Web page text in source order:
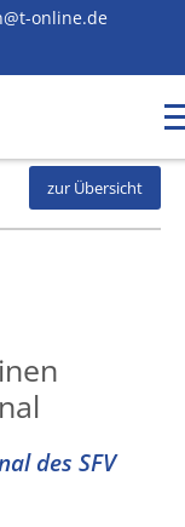
zur Übersicht
des SFV
online.de